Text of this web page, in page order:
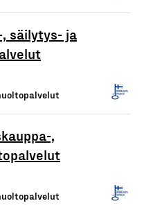
säilytys- ja
,